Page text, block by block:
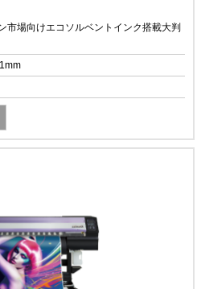
市場向けエコソルベントインク搭載大判